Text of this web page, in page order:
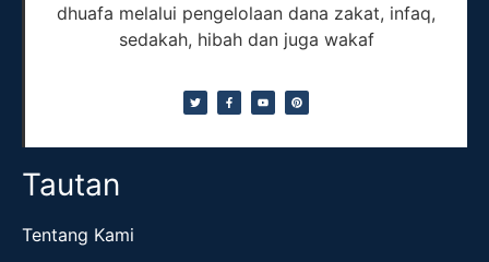
dhuafa melalui pengelolaan dana zakat, infaq,
sedakah, hibah dan juga wakaf
Tautan
Tentang Kami